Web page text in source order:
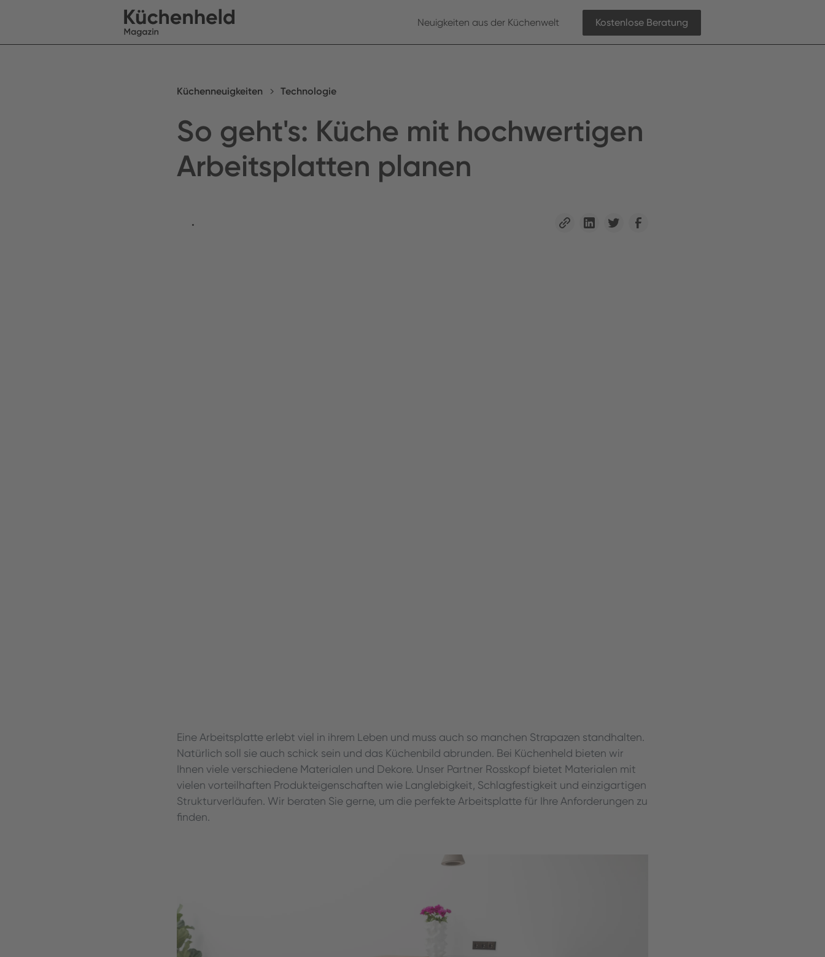
Neuigkeiten aus der Küchenwelt Kostenlose Beratung
Küchenneuigkeiten Technologie
So geht's: Küche mit hochwertigen
Arbeitsplatten planen
•
Eine Arbeitsplatte erlebt viel in ihrem Leben und muss auch so manchen Strapazen standhalten.
Natürlich soll sie auch schick sein und das Küchenbild abrunden. Bei Küchenheld bieten wir
Ihnen viele verschiedene Materialen und Dekore. Unser Partner Rosskopf bietet Materialen mit
vielen vorteilhaften Produkteigenschaften wie Langlebigkeit, Schlagfestigkeit und einzigartigen
Strukturverläufen. Wir beraten Sie gerne, um die perfekte Arbeitsplatte für Ihre Anforderungen zu
finden.